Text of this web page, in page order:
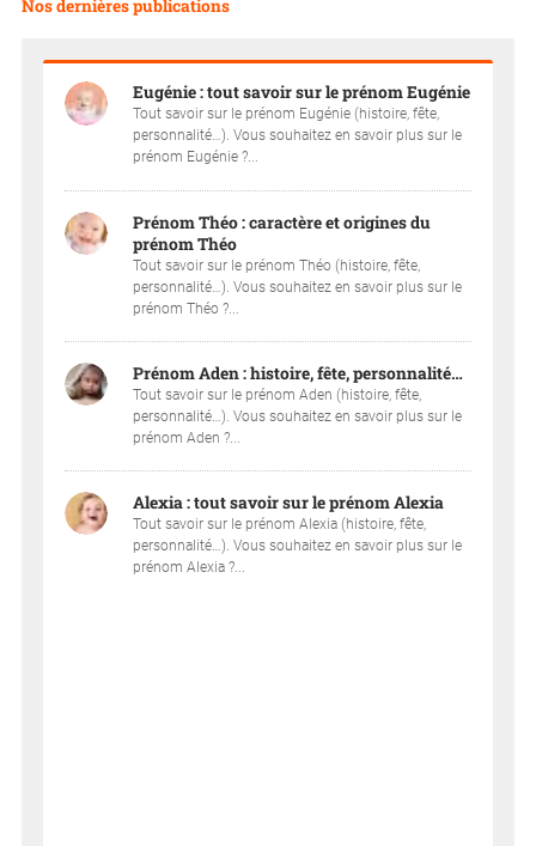
Nos dernières publications
Eugénie : tout savoir sur le prénom Eugénie
Tout savoir sur le prénom Eugénie (histoire, fête,
personnalité…). Vous souhaitez en savoir plus sur le
prénom Eugénie ?...
Prénom Théo : caractère et origines du
prénom Théo
Tout savoir sur le prénom Théo (histoire, fête,
personnalité…). Vous souhaitez en savoir plus sur le
prénom Théo ?...
Prénom Aden : histoire, fête, personnalité…
Tout savoir sur le prénom Aden (histoire, fête,
personnalité…). Vous souhaitez en savoir plus sur le
prénom Aden ?...
Alexia : tout savoir sur le prénom Alexia
Tout savoir sur le prénom Alexia (histoire, fête,
personnalité…). Vous souhaitez en savoir plus sur le
prénom Alexia ?...